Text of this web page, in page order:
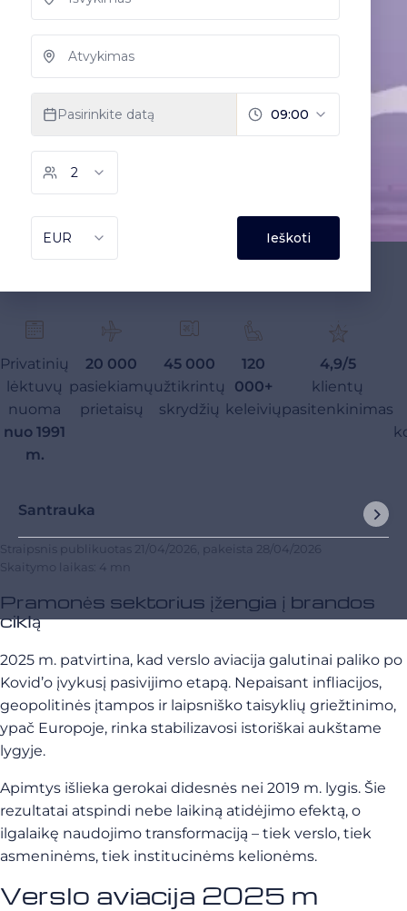
Privatinių
lėktuvų
nuoma
nuo 1991
m.
20 000
pasiekiamų
prietaisų
45 000
užtikrintų
skrydžių
120
000+
keleivių
4,9/5
klientų
pasitenkinimas
Santrauka
Straipsnis publikuotas 21/04/2026 , pakeista 28/04/2026
Skaitymo laikas: 4 mn
Pramonės sektorius įžengia į brandos
ciklą
2025 m. patvirtina, kad verslo aviacija galutinai paliko po
Kovid’o įvykusį pasivijimo etapą. Nepaisant infliacijos,
geopolitinės įtampos ir laipsniško taisyklių griežtinimo,
ypač Europoje, rinka stabilizavosi istoriškai aukštame
lygyje.
Apimtys išlieka gerokai didesnės nei 2019 m. lygis. Šie
rezultatai atspindi nebe laikiną atidėjimo efektą, o
ilgalaikę naudojimo transformaciją – tiek verslo, tiek
asmeninėms, tiek institucinėms kelionėms.
Verslo aviacija 2025 m